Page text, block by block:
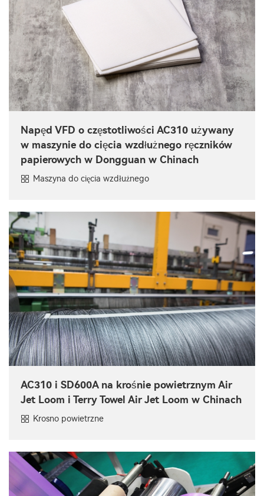
Napęd VFD o częstotliwości AC310 używany
w maszynie do cięcia wzdłużnego ręczników
papierowych w Dongguan w Chinach
Maszyna do cięcia wzdłużnego
AC310 i SD600A na krośnie powietrznym Air
Jet Loom i Terry Towel Air Jet Loom w Chinach
Krosno powietrzne